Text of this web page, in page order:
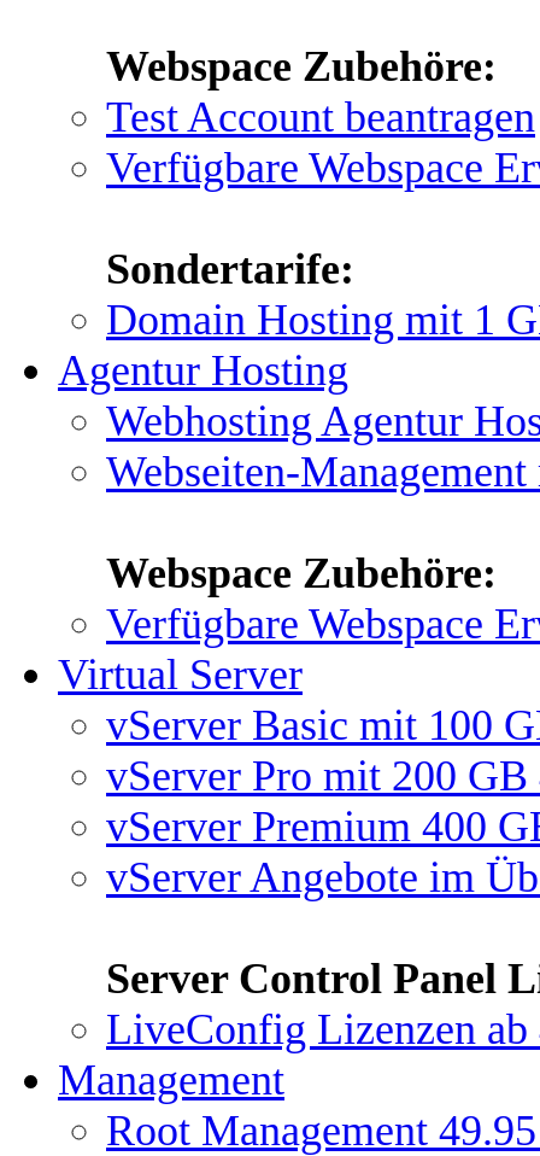
Webspace Zubehöre:
Test Account beantragen
Verfügbare Webspace
Sondertarife:
Domain Hosting mit 1
Agentur Hosting
Webhosting Agentur
Webseiten-
Webspace Zubehöre:
Verfügbare Webspace
Virtual Server
vServer Basic mit 100
vServer Pro mit 200 GB
vServer Premium 400
vServer Angebote im
Server Control Panel
LiveConfig Lizenzen
Management
Root Management